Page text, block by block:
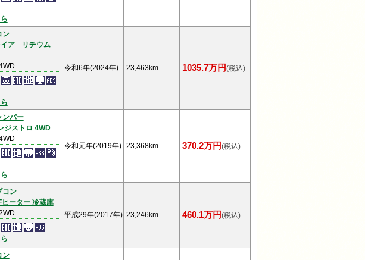
ン
イア リチウム
令和6年(2024年) 23,463km 1035.7万円(税込)
ンパー
ジストロ 4WD
令和元年(2019年) 23,368km 370.2万円(税込)
コン
ーター 冷蔵庫
平成29年(2017年) 23,246km 460.1万円(税込)
ン